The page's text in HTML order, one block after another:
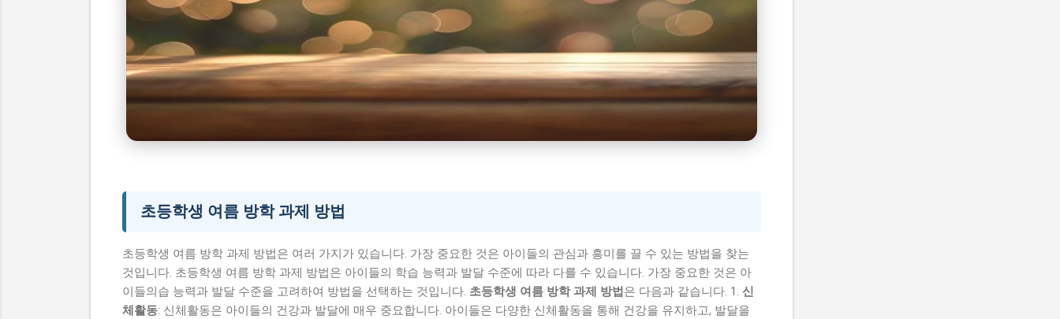
초등학생 여름 방학 과제 방법
초등학생 여름 방학 과제 방법은 여러 가지가 있습니다. 가장 중요한 것은 아이들의 관심과 흥미를 끌 수 있는 방법을 찾는
것입니다. 초등학생 여름 방학 과제 방법은 아이들의 학습 능력과 발달 수준에 따라 다를 수 있습니다. 가장 중요한 것은 아
이들의습 능력과 발달 수준을 고려하여 방법을 선택하는 것입니다. 초등학생 여름 방학 과제 방법 은 다음과 같습니다. 1. 신
체활동: 신체활동은 아이들의 건강과 발달에 매우 중요합니다. 아이들은 다양한 신체활동을 통해 건강을 유지하고, 발달을